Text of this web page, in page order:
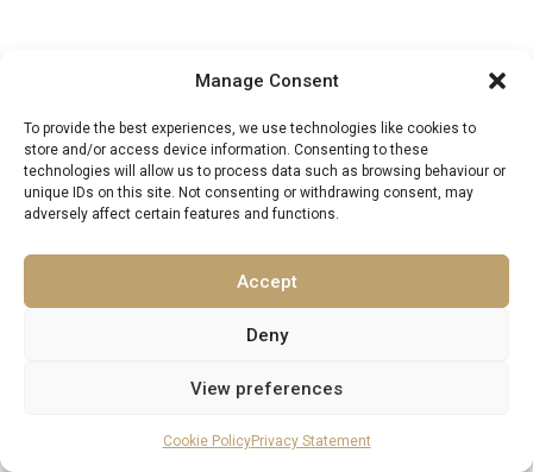
Manage Consent
To provide the best experiences, we use technologies like cookies to
store and/or access device information. Consenting to these
technologies will allow us to process data such as browsing behaviour or
unique IDs on this site. Not consenting or withdrawing consent, may
adversely affect certain features and functions.
Accept
Deny
View preferences
Cookie PolicyPrivacy Statement
cenar fuera, organizar un chef privado cambia las
reglas del juego. Imagina a un chef local que viene a
tu villa, quizás después de haber visitado un
mercado juntos, para preparar una comida utilizando
los ingredientes más frescos. Es una forma íntima de
comprender la cocina croata. Estos chefs a menudo
herencia detrás de cada plato.